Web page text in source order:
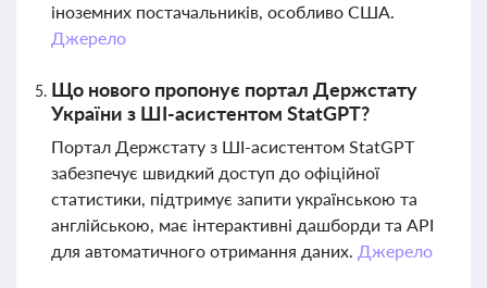
іноземних постачальників, особливо США.
Джерело
Що нового пропонує портал Держстату
України з ШІ-асистентом StatGPT?
Портал Держстату з ШІ-асистентом StatGPT
забезпечує швидкий доступ до офіційної
статистики, підтримує запити українською та
англійською, має інтерактивні дашборди та API
для автоматичного отримання даних. Джерело